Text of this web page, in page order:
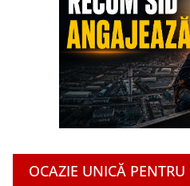
OCAZIE UNICĂ PENTRU